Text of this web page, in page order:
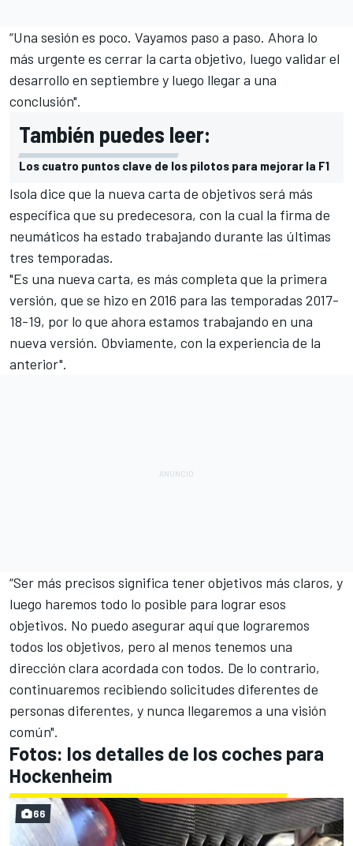
“Una sesión es poco. Vayamos paso a paso. Ahora lo
más urgente es cerrar la carta objetivo, luego validar el
desarrollo en septiembre y luego llegar a una
conclusión".
También puedes leer:
Los cuatro puntos clave de los pilotos para mejorar la F1
Isola dice que la nueva carta de objetivos será más
específica que su predecesora, con la cual la firma de
neumáticos ha estado trabajando durante las últimas
tres temporadas.
"Es una nueva carta, es más completa que la primera
versión, que se hizo en 2016 para las temporadas 2017-
18-19, por lo que ahora estamos trabajando en una
nueva versión. Obviamente, con la experiencia de la
anterior".
“Ser más precisos significa tener objetivos más claros, y
luego haremos todo lo posible para lograr esos
objetivos. No puedo asegurar aquí que lograremos
todos los objetivos, pero al menos tenemos una
dirección clara acordada con todos. De lo contrario,
continuaremos recibiendo solicitudes diferentes de
personas diferentes, y nunca llegaremos a una visión
común".
Fotos: los detalles de los coches para
Hockenheim
66